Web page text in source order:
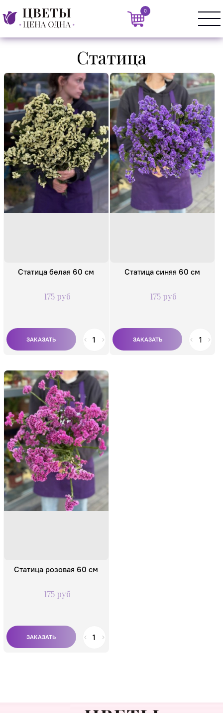
0
Статица
Состав:
Один цветок
Статица белая 60 см
175 руб
Состав:
Один цветок
Статица синяя 60 см
175 руб
Состав:
Один цветок
Статица розовая 60 см
175 руб